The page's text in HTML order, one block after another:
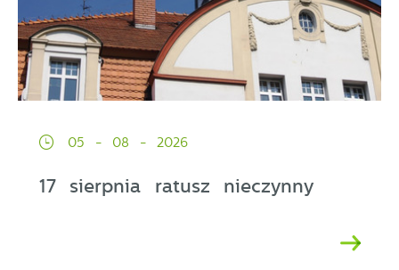
05 - 08 - 2026
17 sierpnia ratusz nieczynny